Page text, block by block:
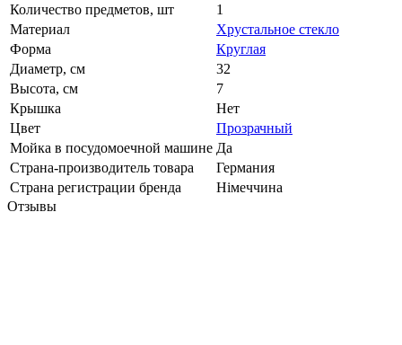
Количество предметов, шт
1
Материал
Хрустальное стекло
Форма
Круглая
Диаметр, см
32
Высота, см
7
Крышка
Нет
Цвет
Прозрачный
Мойка в посудомоечной машине Да
Страна-производитель товара
Германия
Страна регистрации бренда
Німеччина
Отзывы